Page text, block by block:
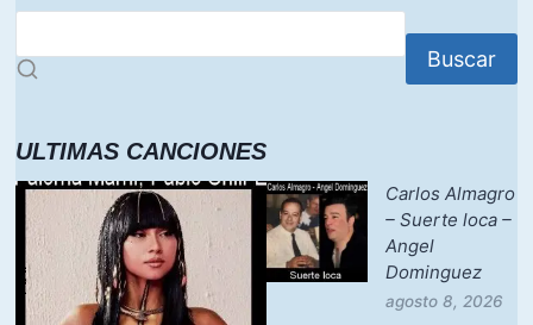
Buscar
ULTIMAS CANCIONES
Carlos Almagro
– Suerte loca –
Angel
Dominguez
agosto 8, 2026